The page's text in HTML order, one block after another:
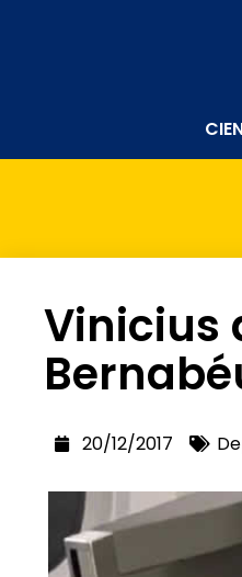
Vinicius
20/12/2017